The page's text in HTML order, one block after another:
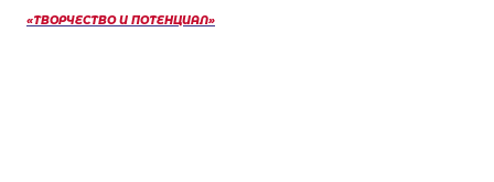
Перейти
«ТВОРЧЕСТВО И ПОТЕНЦИАЛ»